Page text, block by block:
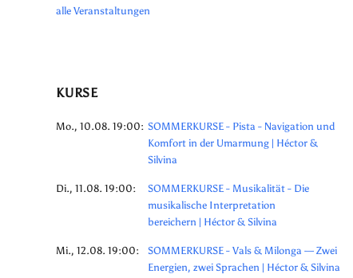
alle Veranstaltungen
KURSE
Mo., 10.08. 19:00: SOMMERKURSE - Pista - Navigation und
Komfort in der Umarmung | Héctor &
Silvina
Di., 11.08. 19:00:
SOMMERKURSE - Musikalität - Die
musikalische Interpretation
bereichern | Héctor & Silvina
Mi., 12.08. 19:00:
SOMMERKURSE - Vals & Milonga — Zwei
Energien, zwei Sprachen | Héctor & Silvina